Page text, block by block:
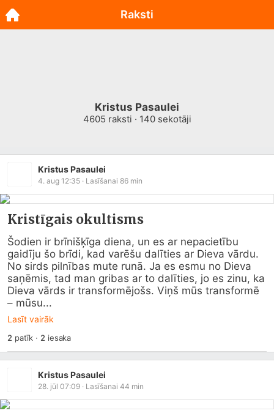
Kristus Pasaulei
4605 raksti · 140sekotāji
Kristus Pasaulei
4. aug 12:35 · Lasīšanai 86 min
Kristīgais okultisms
Šodien ir brīnišķīga diena, un es ar nepacietību
gaidīju šo brīdi, kad varēšu dalīties ar Dieva vārdu.
No sirds pilnības mute runā. Ja es esmu no Dieva
saņēmis, tad man gribas ar to dalīties, jo es zinu, ka
Dieva vārds ir transformējošs. Viņš mūs transformē
– mūsu...
Lasīt vairāk
2 patīk · 2 iesaka
Kristus Pasaulei
28. jūl 07:09 · Lasīšanai 44 min
Raksti